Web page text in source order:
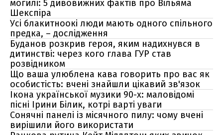
могилі: 5 дивовижних фактів про Вільяма
Шекспіра
Усі блакитноокі люди мають одного спільного
предка, – дослідження
Буданов розкрив героя, яким надихнувся в
дитинстві: через кого глава ГУР став
розвідником
Що ваша улюблена кава говорить про вас як
особистість: вчені знайшли цікавий зв'язок
Ікона української музики 90-х: маловідомі
пісні Ірини Білик, котрі варті уваги
Сонячні панелі із місячного пилу: чому вчені
вирішили його використати